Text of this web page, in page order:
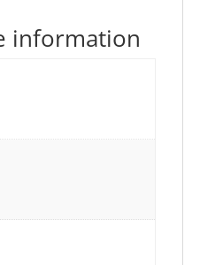
information